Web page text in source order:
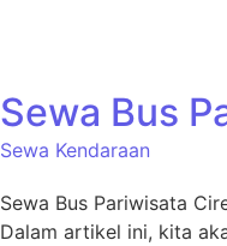
Sewa Bus
Sewa Kendaraan
Sewa Bus Pariwisata
Dalam artikel ini, kita